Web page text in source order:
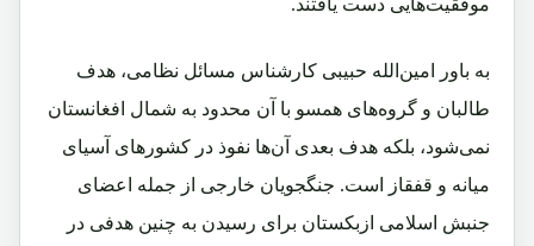
موفقیت‌هایی دست یافتند.
به باور امین‌الله حبیبی کارشناس مسائل نظامی، هدف
طالبان و گروه‌های همسو با آن محدود به شمال افغانستان
نمی‌شود، بلکه هدف بعدی آن‌ها نفوذ در کشورهای آسیای
میانه و قفقاز است. جنگجویان خارجی از جمله اعضای
جنبش اسلامی ازبکستان برای رسیدن به چنین هدفی در